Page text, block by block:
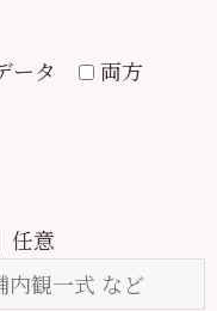
ータ
両方
任意